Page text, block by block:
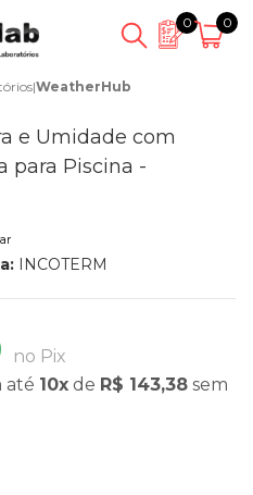
0 0
|WeatherHub
e Umidade com
para Piscina -
INCOTERM
no Pix
até 10x de R$ 143,38 sem